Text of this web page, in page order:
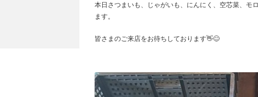
本日さつまいも、じゃがいも、にんにく、空芯菜、モ
ます。
皆さまのご来店をお待ちしております👋😊